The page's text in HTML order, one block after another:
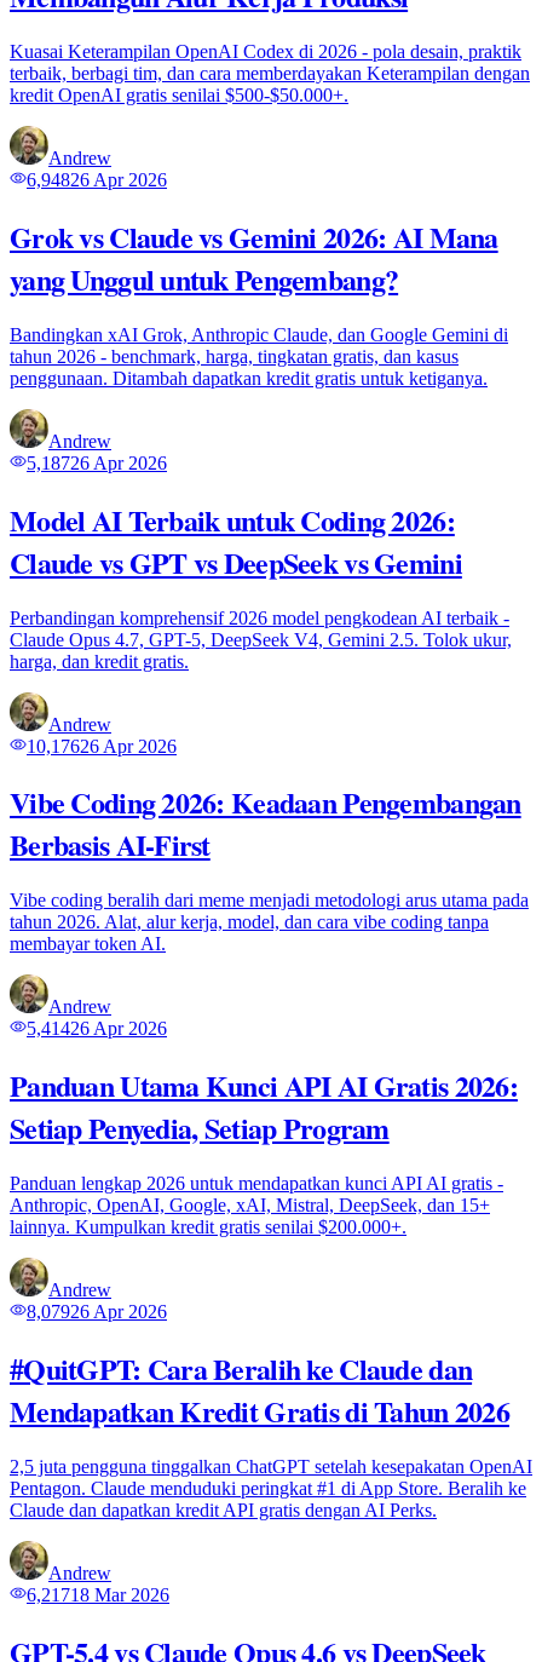
Kuasai Keterampilan OpenAI Codex di 2026 - pola desain, praktik
terbaik, berbagi tim, dan cara memberdayakan Keterampilan dengan
kredit OpenAI gratis senilai $500-$50.000+.
Andrew
6,94826 Apr 2026
Grok vs Claude vs Gemini 2026: AI Mana
yang Unggul untuk Pengembang?
Bandingkan xAI Grok, Anthropic Claude, dan Google Gemini di
tahun 2026 - benchmark, harga, tingkatan gratis, dan kasus
penggunaan. Ditambah dapatkan kredit gratis untuk ketiganya.
Andrew
5,18726 Apr 2026
Model AI Terbaik untuk Coding 2026:
Claude vs GPT vs DeepSeek vs Gemini
Perbandingan komprehensif 2026 model pengkodean AI terbaik -
Claude Opus 4.7, GPT-5, DeepSeek V4, Gemini 2.5. Tolok ukur,
harga, dan kredit gratis.
Andrew
10,17626 Apr 2026
Vibe Coding 2026: Keadaan Pengembangan
Berbasis AI-First
Vibe coding beralih dari meme menjadi metodologi arus utama pada
tahun 2026. Alat, alur kerja, model, dan cara vibe coding tanpa
membayar token AI.
Andrew
5,41426 Apr 2026
Panduan Utama Kunci API AI Gratis 2026:
Setiap Penyedia, Setiap Program
Panduan lengkap 2026 untuk mendapatkan kunci API AI gratis -
Anthropic, OpenAI, Google, xAI, Mistral, DeepSeek, dan 15+
lainnya. Kumpulkan kredit gratis senilai $200.000+.
Andrew
8,07926 Apr 2026
#QuitGPT: Cara Beralih ke Claude dan
Mendapatkan Kredit Gratis di Tahun 2026
2,5 juta pengguna tinggalkan ChatGPT setelah kesepakatan OpenAI
Pentagon. Claude menduduki peringkat #1 di App Store. Beralih ke
Claude dan dapatkan kredit API gratis dengan AI Perks.
Andrew
6,21718 Mar 2026
GPT-5.4 vs Claude Opus 4.6 vs DeepSeek